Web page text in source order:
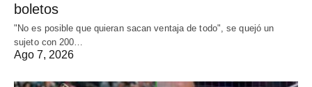
boletos
"No es posible que quieran sacan ventaja de todo", se quejó un
sujeto con 200…
Ago 7, 2026